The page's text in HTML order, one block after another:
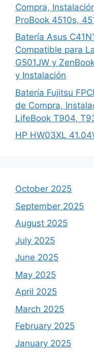
Compra,
ProBook 4510s,
Batería Asus
Compatible para
G501JW y
y Instalación
Batería Fujitsu
de Compra,
LifeBook T904,
HP HW03XL
October 2025
September 2025
August 2025
July 2025
June 2025
May 2025
April 2025
March 2025
February 2025
January 2025